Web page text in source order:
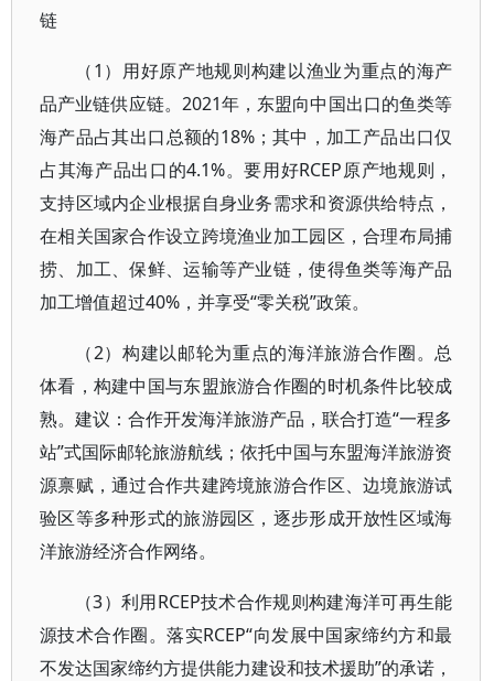
链
（1）用好原产地规则构建以渔业为重点的海产
品产业链供应链。2021年，东盟向中国出口的鱼类等
海产品占其出口总额的18%；其中，加工产品出口仅
占其海产品出口的4.1%。要用好RCEP原产地规则，
支持区域内企业根据自身业务需求和资源供给特点，
在相关国家合作设立跨境渔业加工园区，合理布局捕
捞、加工、保鲜、运输等产业链，使得鱼类等海产品
加工增值超过40%，并享受“零关税”政策。
（2）构建以邮轮为重点的海洋旅游合作圈。总
体看，构建中国与东盟旅游合作圈的时机条件比较成
熟。建议：合作开发海洋旅游产品，联合打造“一程多
站”式国际邮轮旅游航线；依托中国与东盟海洋旅游资
源禀赋，通过合作共建跨境旅游合作区、边境旅游试
验区等多种形式的旅游园区，逐步形成开放性区域海
洋旅游经济合作网络。
（3）利用RCEP技术合作规则构建海洋可再生能
源技术合作圈。落实RCEP“向发展中国家缔约方和最
不发达国家缔约方提供能力建设和技术援助”的承诺，